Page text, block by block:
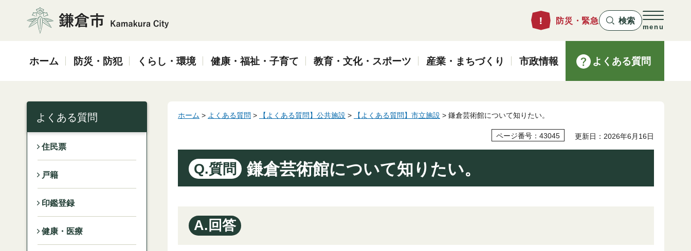
鎌倉市
防災・緊急 検索
menu
ホーム 防災・防犯 くらし・環境 健康・福祉・子育て 教育・文化・スポーツ 産業・まちづくり 市政情報 よくある質問
よくある質問
住民票
戸籍
印鑑登録
健康・医療
ホーム > よくある質問 > 【よくある質問】公共施設 > 【よくある質問】市立施設 > 鎌倉芸術館について知りたい。
ページ番号：43045 更新日：2026年6月16日
Q.質問 鎌倉芸術館について知りたい。
A.回答